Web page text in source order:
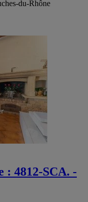
du-Rhône
: 4812-SCA. -